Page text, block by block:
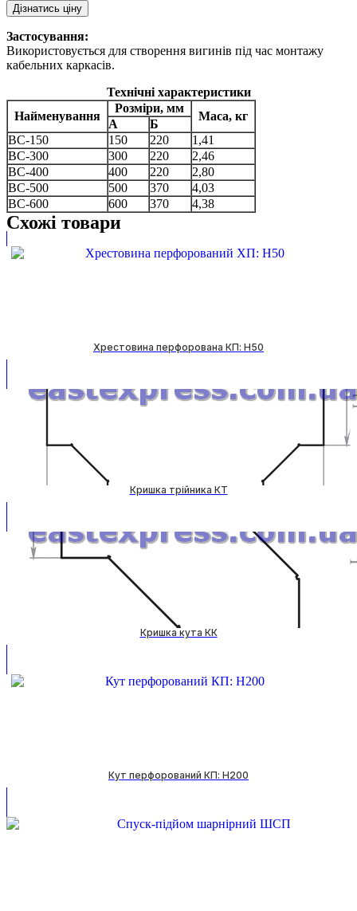
Дізнатись ціну
Застосування:
Використовується для створення вигинів під час монтажу
кабельних каркасів.
Технічні характеристики
Найменування
Розміри, мм
Маса, кг
А
Б
ВС-150
150 220
1,41
ВС-300
300 220
2,46
ВС-400
400 220
2,80
ВС-500
500 370
4,03
ВС-600
600 370 4,38
Схожі товари
Хрестовина перфорована КП: H50
Кришка трійника КТ
Кришка кута КК
Кут перфорований КП: H200